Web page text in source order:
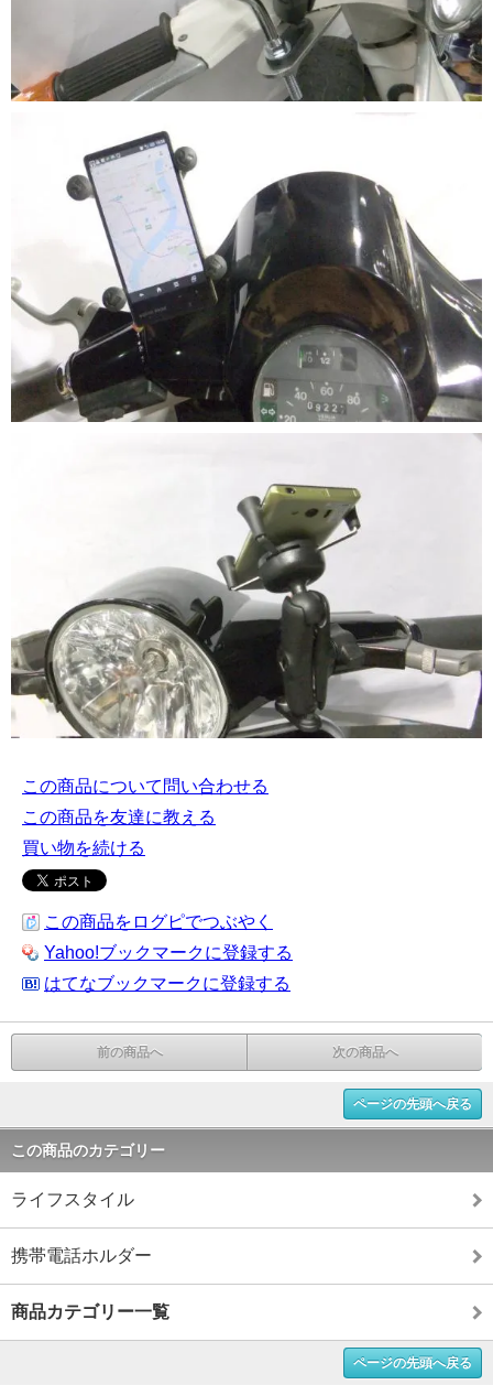
この商品について問い合わせる
この商品を友達に教える
買い物を続ける
この商品をログピでつぶやく
Yahoo!ブックマークに登録する
はてなブックマークに登録する
前の商品へ 次の商品へ
ページの先頭へ戻る
この商品のカテゴリー
ライフスタイル
携帯電話ホルダー
商品カテゴリー一覧
ページの先頭へ戻る